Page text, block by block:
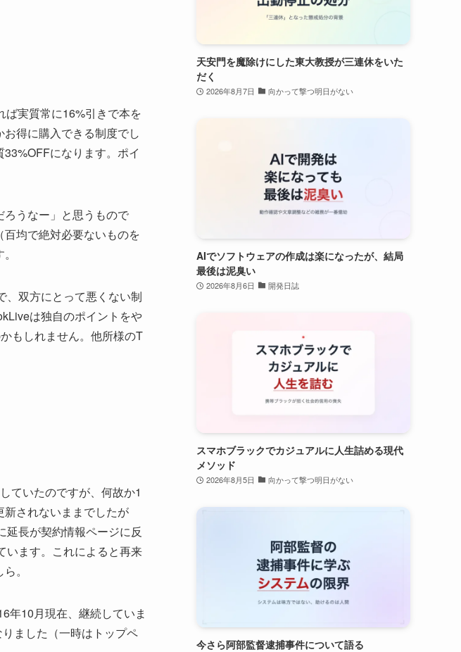
ば実質常に16%引きで本を
得に購入できる制度でし
になります。ポイ
うなー」と思うもので
均で絶対必要ないものを
、双方にとって悪くない制
は独自のポイントをや
もしれません。他所様のT
ていたのですが、何故か1
されないままでしたが
延長が契約情報ページに反
います。これによると再来
。
年10月現在、継続していま
ました（一時はトップペ
天安門を魔除けにした東大教授が三連休をいた
だく
2026年8月7日 向かって撃つ明日がない
AIでソフトウェアの作成は楽になったが、結局
最後は泥臭い
2026年8月6日 開発日誌
スマホブラックでカジュアルに人生詰める現代
メソッド
2026年8月5日 向かって撃つ明日がない
今さら阿部監督逮捕事件について語る